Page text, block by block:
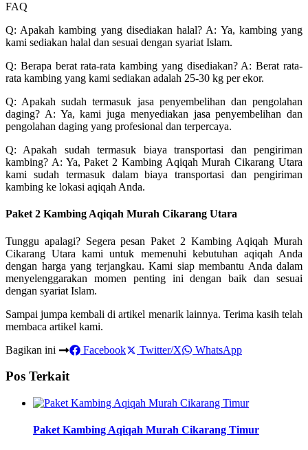
FAQ
Q: Apakah kambing yang disediakan halal? A: Ya, kambing yang
kami sediakan halal dan sesuai dengan syariat Islam.
Q: Berapa berat rata-rata kambing yang disediakan? A: Berat rata-
rata kambing yang kami sediakan adalah 25-30 kg per ekor.
Q: Apakah sudah termasuk jasa penyembelihan dan pengolahan
daging? A: Ya, kami juga menyediakan jasa penyembelihan dan
pengolahan daging yang profesional dan terpercaya.
Q: Apakah sudah termasuk biaya transportasi dan pengiriman
kambing? A: Ya, Paket 2 Kambing Aqiqah Murah Cikarang Utara
kami sudah termasuk dalam biaya transportasi dan pengiriman
kambing ke lokasi aqiqah Anda.
Paket 2 Kambing Aqiqah Murah Cikarang Utara
Tunggu apalagi? Segera pesan Paket 2 Kambing Aqiqah Murah
Cikarang Utara kami untuk memenuhi kebutuhan aqiqah Anda
dengan harga yang terjangkau. Kami siap membantu Anda dalam
menyelenggarakan momen penting ini dengan baik dan sesuai
dengan syariat Islam.
Sampai jumpa kembali di artikel menarik lainnya. Terima kasih telah
membaca artikel kami.
Bagikan ini
Facebook Twitter/X WhatsApp
Pos Terkait
Paket Kambing Aqiqah Murah Cikarang Timur